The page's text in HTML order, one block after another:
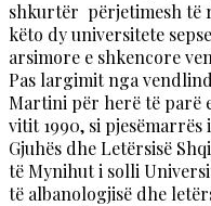
shkurtër përjetimesh të
këto dy universitete
arsimore e shkencore
Pas largimit nga
Martini për herë të parë
vitit 1990, si
Gjuhës dhe Letërsisë
të Mynihut i solli
të albanologjisë dhe